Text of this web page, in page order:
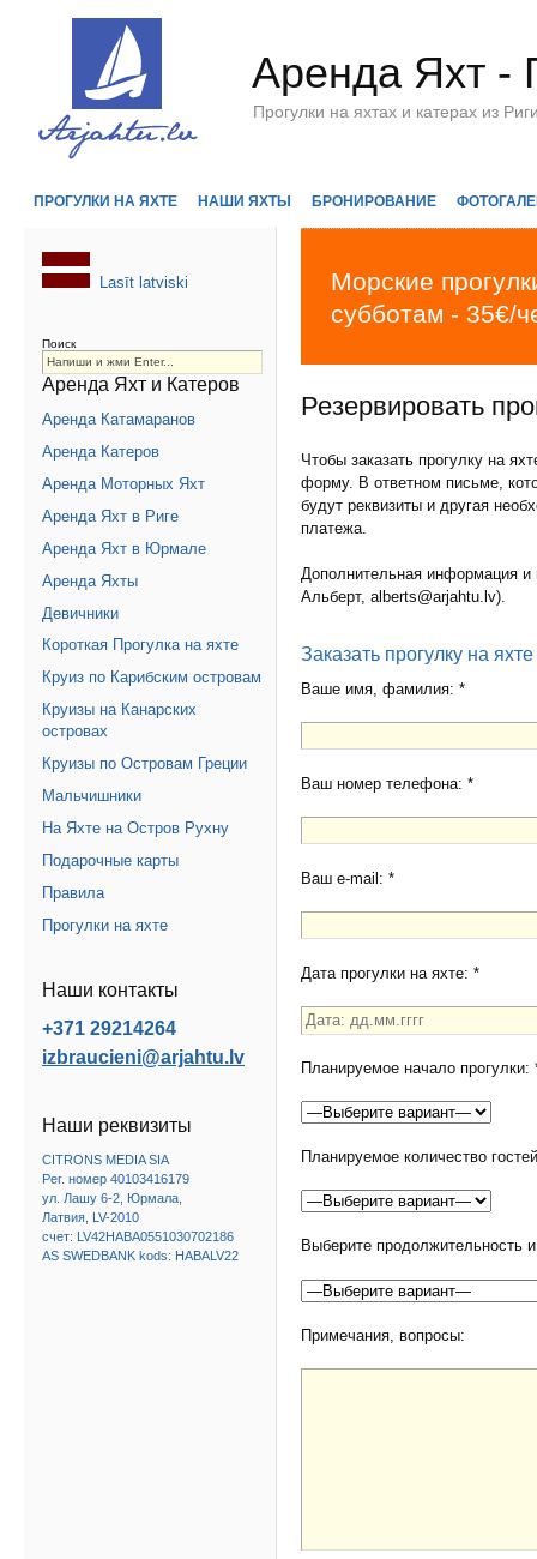
Аренда Яхт -
Прогулки на яхтах и катерах из
ПРОГУЛКИ НА ЯХТЕ НАШИ ЯХТЫ БРОНИРОВАНИЕ
Морские
субботам - 35€/
Резервировать
Чтобы заказать прогулку на
форму. В ответном письме,
будут реквизиты и другая
платежа.
Дополнительная информация
Альберт, alberts@arjahtu.lv).
Заказать прогулку на яхте
Ваше имя, фамилия: *
Ваш номер телефона: *
Ваш e-mail: *
Дата прогулки на яхте: *
Планируемое начало прогулки:
Планируемое количество
Выберите продолжительность
Примечания, вопросы:
Lasīt latviski
Поиск
Аренда Яхт и Катеров
Аренда Катамаранов
Аренда Катеров
Аренда Моторных Яхт
Аренда Яхт в Риге
Аренда Яхт в Юрмале
Аренда Яхты
Девичники
Короткая Прогулка на яхте
Круиз по Карибским островам
Круизы на Канарских
островах
Круизы по Островам Греции
Мальчишники
На Яхте на Остров Рухну
Подарочные карты
Правила
Прогулки на яхте
Наши контакты
+371 29214264
izbraucieni@arjahtu.lv
Наши реквизиты
CITRONS MEDIA SIA
Рег. номер 40103416179
ул. Лашу 6-2, Юрмала,
Латвия, LV-2010
счет: LV42HABA0551030702186
AS SWEDBANK kods: HABALV22